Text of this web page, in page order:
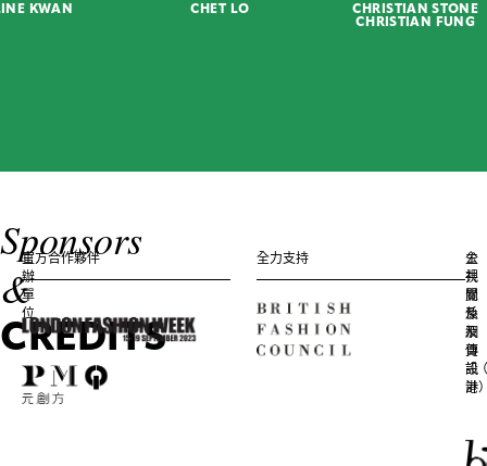
LOVE
KILLS
Metal
Dress
LOOM
LOOP
CHET LO
CHRISTIAN STONE
CHRISTIAN FUNG
Sponsors
&
CREDITS
主
辦
單
位
官方合作夥伴 全力支持
公
共
關
係
及
傳
訊（
港
主
視
覺
及
網
頁
設
計